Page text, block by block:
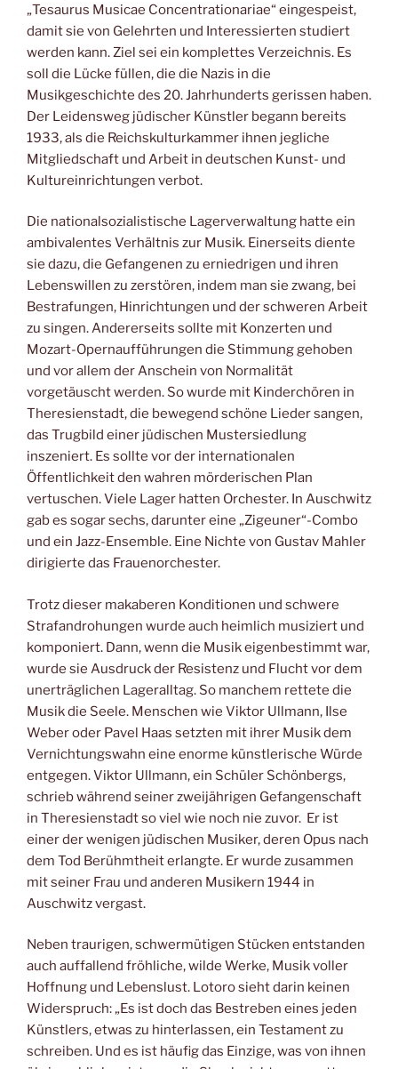
„Tesaurus Musicae Concentrationariae“ eingespeist,
damit sie von Gelehrten und Interessierten studiert
werden kann. Ziel sei ein komplettes Verzeichnis. Es
soll die Lücke füllen, die die Nazis in die
Musikgeschichte des 20. Jahrhunderts gerissen haben.
Der Leidensweg jüdischer Künstler begann bereits
1933, als die Reichskulturkammer ihnen jegliche
Mitgliedschaft und Arbeit in deutschen Kunst- und
Kultureinrichtungen verbot.
Die nationalsozialistische Lagerverwaltung hatte ein
ambivalentes Verhältnis zur Musik. Einerseits diente
sie dazu, die Gefangenen zu erniedrigen und ihren
Lebenswillen zu zerstören, indem man sie zwang, bei
Bestrafungen, Hinrichtungen und der schweren Arbeit
zu singen. Andererseits sollte mit Konzerten und
Mozart-Opernaufführungen die Stimmung gehoben
und vor allem der Anschein von Normalität
vorgetäuscht werden. So wurde mit Kinderchören in
Theresienstadt, die bewegend schöne Lieder sangen,
das Trugbild einer jüdischen Mustersiedlung
inszeniert. Es sollte vor der internationalen
Öffentlichkeit den wahren mörderischen Plan
vertuschen. Viele Lager hatten Orchester. In Auschwitz
gab es sogar sechs, darunter eine „Zigeuner“-Combo
und ein Jazz-Ensemble. Eine Nichte von Gustav Mahler
dirigierte das Frauenorchester.
Trotz dieser makaberen Konditionen und schwere
Strafandrohungen wurde auch heimlich musiziert und
komponiert. Dann, wenn die Musik eigenbestimmt war,
wurde sie Ausdruck der Resistenz und Flucht vor dem
unerträglichen Lageralltag. So manchem rettete die
Musik die Seele. Menschen wie Viktor Ullmann, Ilse
Weber oder Pavel Haas setzten mit ihrer Musik dem
Vernichtungswahn eine enorme künstlerische Würde
entgegen. Viktor Ullmann, ein Schüler Schönbergs,
schrieb während seiner zweijährigen Gefangenschaft
in Theresienstadt so viel wie noch nie zuvor. Er ist
einer der wenigen jüdischen Musiker, deren Opus nach
dem Tod Berühmtheit erlangte. Er wurde zusammen
mit seiner Frau und anderen Musikern 1944 in
Auschwitz vergast.
Neben traurigen, schwermütigen Stücken entstanden
auch auffallend fröhliche, wilde Werke, Musik voller
Hoffnung und Lebenslust. Lotoro sieht darin keinen
Widerspruch: „Es ist doch das Bestreben eines jeden
Künstlers, etwas zu hinterlassen, ein Testament zu
schreiben. Und es ist häufig das Einzige, was von ihnen